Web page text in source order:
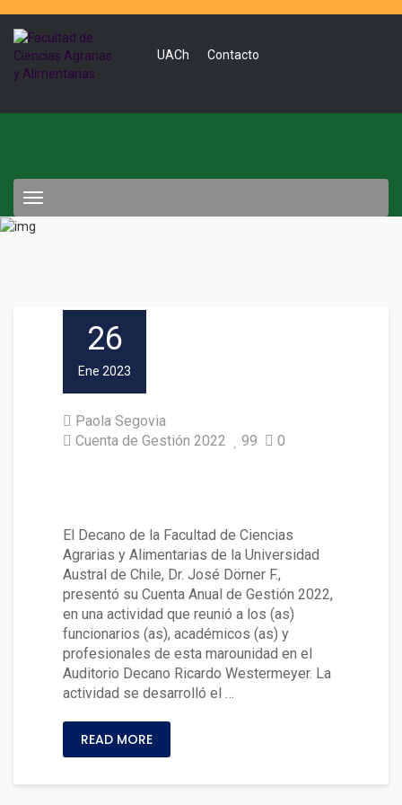
UACh Contacto
navigation
26
Ene 2023
Paola Segovia
Cuenta de Gestión 2022
99 0
El Decano de la Facultad de Ciencias
Agrarias y Alimentarias de la Universidad
Austral de Chile, Dr. José Dörner F.,
presentó su Cuenta Anual de Gestión 2022,
en una actividad que reunió a los (as)
funcionarios (as), académicos (as) y
profesionales de esta marounidad en el
Auditorio Decano Ricardo Westermeyer. La
actividad se desarrolló el …
READ MORE